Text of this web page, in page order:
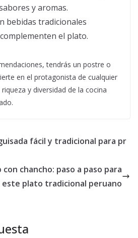
y aromas.
bebidas tradicionales
el plato.
tendrás un postre o
en el protagonista de cualquier
y diversidad de la cocina
fácil y tradicional para pr
chancho: paso a paso para
plato tradicional peruano